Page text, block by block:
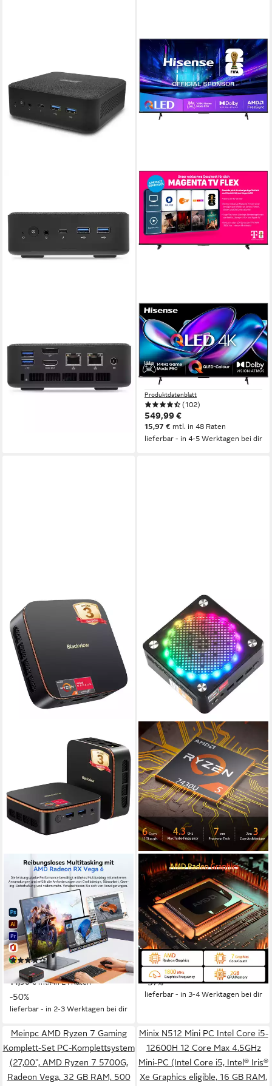
ab 882,00 €
25,61 €
mtl. in 48 Raten
lieferbar - in 4-5 Werktagen bei dir
55E77Q PRO QLED-
Fernseher
139 cm/55 Zoll Diagonale
QLED Bildschirmtechnologie
4K Ultra HD Auflösung
Produktdatenblatt
(102)
549,99 €
15,97 € mtl. in 48 Raten
lieferbar - in 4-5 Werktagen bei dir
BLACKVIEW
2026 AMD Ryzen 3 16GB +
512GB/Bluetooth-
Lautsprecher Mini-PC
AMD AMD Ryzen 3 Prozessor
16 GB DDR4 Arbeitsspeicher
512 GB Speicherkapazität
(8)
299,99 € UVP599,99 €
14,90 €mtl. in 24 Raten
-50%
lieferbar - in 2-3 Werktagen bei dir
AWOW
AWOW Mini-PC
Ryzen 5 7430U, 32GB 512GB
SSD, 4K, WiFi 6, BT 5.2,
2x LAN Mini-PC
512 GB Speicherkapazität
379,00 € UVP
599,00 €
18,82 €mtl. in 24 Raten
-37%
lieferbar - in 3-4 Werktagen bei dir
Meinpc AMD Ryzen 7 Gaming
Komplett-Set PC-Komplettsystem
(27,00", AMD Ryzen 7 5700G,
Radeon Vega, 32 GB RAM, 500
Minix N512 Mini PC Intel Core i5-
12600H 12 Core Max 4.5GHz
Mini-PC (Intel Core i5, Intel® Iris®
Xe Graphics eligible, 16 GB RAM,